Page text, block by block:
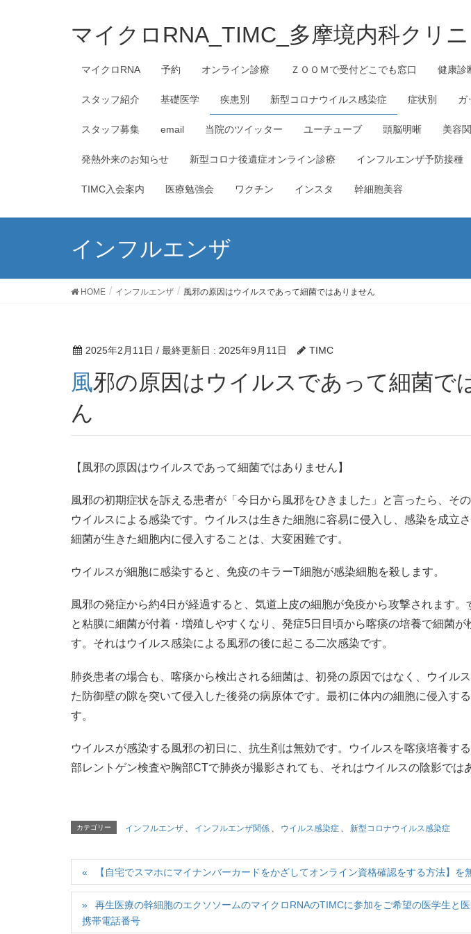
マイクロRNA_TIMC_多摩境内科クリ
マイクロRNA 予約 オンライン診療 ＺＯＯＭで受付どこでも窓口 健康診
スタッフ紹介 基礎医学 疾患別 新型コロナウイルス感染症 症状別 ガ
スタッフ募集 email 当院のツイッター ユーチューブ 頭脳明晰 美容
発熱外来のお知らせ 新型コロナ後遺症オンライン診療 インフルエンザ予防接種
TIMC入会案内 医療勉強会 ワクチン インスタ 幹細胞美容
インフルエンザ
HOME インフルエンザ 風邪の原因はウイルスであって細菌ではありません
2025年2月11日 / 最終更新日 : 2025年9月11日 TIMC
風邪の原因はウイルスであって細菌ではありませ
ん
【風邪の原因はウイルスであって細菌ではありません】
風邪の初期症状を訴える患者が「今日から風邪をひきました」と言ったら、そ
ウイルスによる感染です。ウイルスは生きた細胞に容易に侵入し、感染を成立
細菌が生きた細胞内に侵入することは、大変困難です。
ウイルスが細胞に感染すると、免疫のキラーT細胞が感染細胞を殺します。
風邪の発症から約4日が経過すると、気道上皮の細胞が免疫から攻撃されます
と粘膜に細菌が付着・増殖しやすくなり、発症5日目頃から喀痰の培養で細菌が
す。それはウイルス感染による風邪の後に起こる二次感染です。
肺炎患者の場合も、喀痰から検出される細菌は、初発の原因ではなく、ウイル
た防御壁の隙を突いて侵入した後発の病原体です。最初に体内の細胞に侵入す
す。
ウイルスが感染する風邪の初日に、抗生剤は無効です。ウイルスを喀痰培養す
部レントゲン検査や胸部CTで肺炎が撮影されても、それはウイルスの陰影では
カテゴリー インフルエンザ 、 インフルエンザ関係 、 ウイルス感染症 、 新型コロナウイルス感染症
【自宅でスマホにマイナンバーカードをかざしてオンライン資格確認をする方法】を
再生医療の幹細胞のエクソソームのマイクロRNAのTIMCに参加をご希望の医学生と
携帯電話番号